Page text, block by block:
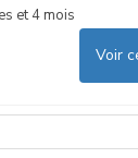
et 4 mois
Voir